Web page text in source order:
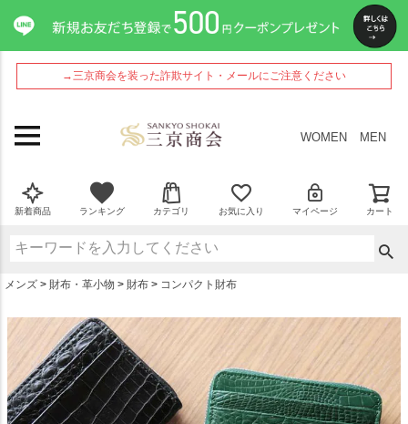
→三京商会を装った詐欺サイト・メールにご注意ください
WOMEN MEN
新着商品 ランキング カテゴリ お気に入り マイページ カート
メンズ 財布・革小物 財布 コンパクト財布
ペー
ジト
ップ
へ